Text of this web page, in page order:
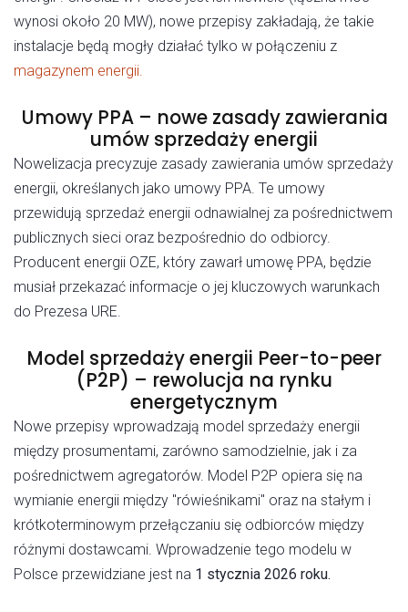
wynosi około 20 MW), nowe przepisy zakładają, że takie
instalacje będą mogły działać tylko w połączeniu z
magazynem energii.
Umowy PPA – nowe zasady zawierania
umów sprzedaży energii
Nowelizacja precyzuje zasady zawierania umów sprzedaży
energii, określanych jako umowy PPA. Te umowy
przewidują sprzedaż energii odnawialnej za pośrednictwem
publicznych sieci oraz bezpośrednio do odbiorcy.
Producent energii OZE, który zawarł umowę PPA, będzie
musiał przekazać informacje o jej kluczowych warunkach
do Prezesa URE.
Model sprzedaży energii Peer-to-peer
(P2P) – rewolucja na rynku
energetycznym
Nowe przepisy wprowadzają model sprzedaży energii
między prosumentami, zarówno samodzielnie, jak i za
pośrednictwem agregatorów. Model P2P opiera się na
wymianie energii między "rówieśnikami" oraz na stałym i
krótkoterminowym przełączaniu się odbiorców między
różnymi dostawcami. Wprowadzenie tego modelu w
Polsce przewidziane jest na 1 stycznia 2026 roku.